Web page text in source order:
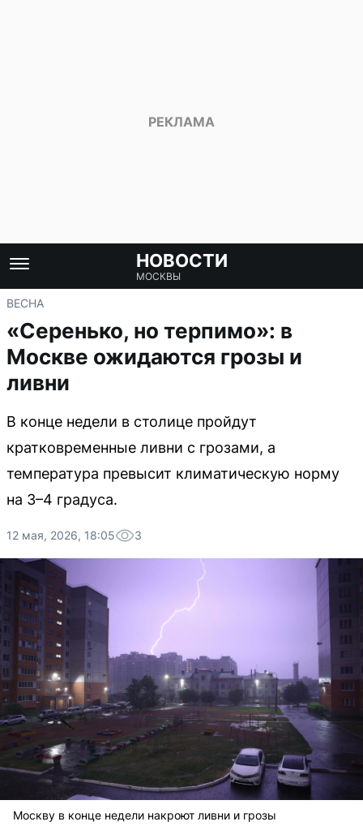
НОВОСТИ
МОСКВЫ
ВЕСНА
«Серенько, но терпимо»: в
Москве ожидаются грозы и
ливни
В конце недели в столице пройдут
кратковременные ливни с грозами, а
температура превысит климатическую норму
на 3–4 градуса.
12 мая, 2026, 18:05 3
Москву в конце недели накроют ливни и грозы